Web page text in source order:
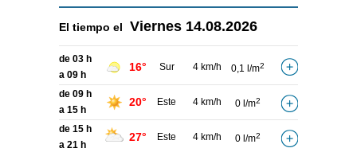
El tiempo el Viernes 14.08.2026
de 03 h
a 09 h
16° Sur 4 km/h 0,1 l/m2
de 09 h
a 15 h
20° Este 4 km/h 0 l/m2
de 15 h
a 21 h
27° Este 4 km/h 0 l/m2